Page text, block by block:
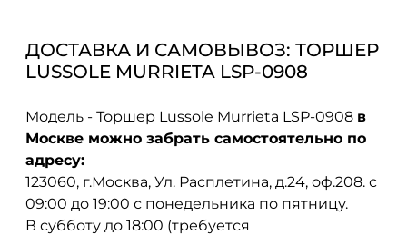
ДОСТАВКА И САМОВЫВОЗ: ТОРШЕР
LUSSOLE MURRIETA LSP-0908
Модель - Торшер Lussole Murrieta LSP-0908 в
Москве можно забрать самостоятельно по
адресу:
123060, г.Москва, Ул. Расплетина, д.24, оф.208. с
09:00 до 19:00 с понедельника по пятницу.
В субботу до 18:00 (требуется